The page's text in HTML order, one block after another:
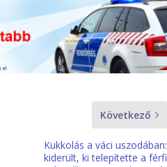
Következő
Kukkolás a váci uszodában:
kiderült, ki telepítette a férfi